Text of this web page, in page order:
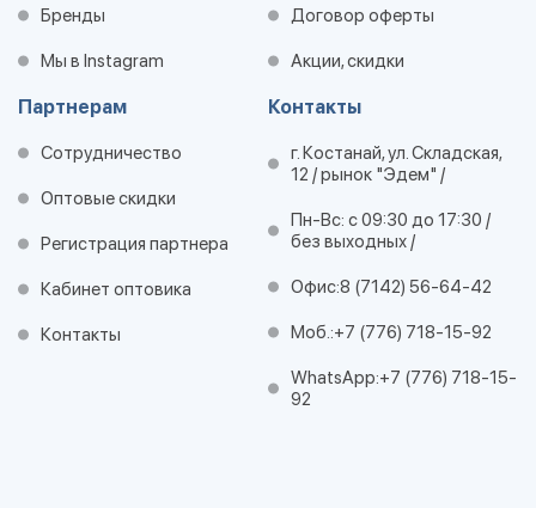
Бренды
Мы в Instagram
Договор оферты
Акции, скидки
Партнерам
Сотрудничество
Оптовые скидки
Регистрация партнера
Кабинет оптовика
Контакты
Контакты
г. Костанай, ул. Складская,
12 / рынок "Эдем" /
Пн-Вс: с 09:30 до 17:30 /
без выходных /
Офис:8 (7142) 56-64-42
Моб.:+7 (776) 718-15-92
WhatsApp:+7 (776) 718-15-
92